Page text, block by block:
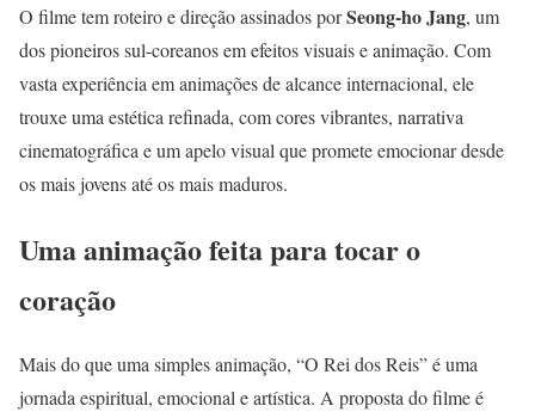
O filme tem roteiro e direção assinados porSeong-ho Jang, um
dos pioneiros sul-coreanos em efeitos visuais e animação. Com
vasta experiência em animações de alcance internacional, ele
trouxe uma estética refinada, com cores vibrantes, narrativa
cinematográfica e um apelo visual que promete emocionar desde
os mais jovens até os mais maduros.
Uma animação feita para tocar o
coração
Mais do que uma simples animação, “O Rei dos Reis” é uma
jornada espiritual, emocional e artística. A proposta do filme é